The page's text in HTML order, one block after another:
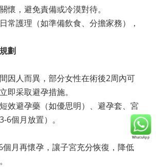
懷，避免責備或冷漠對待。
常護理（如準備飲食、分擔家務），
劃
因人而異，部分女性在術後2周內可
即采取避孕措施。
效避孕藥（如優思明）、避孕套、宮
6個月放置）。
月再懷孕，讓子宮充分恢復，降低